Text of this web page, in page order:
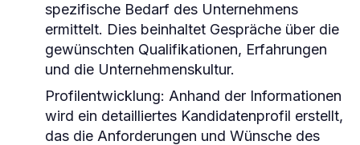
spezifische Bedarf des Unternehmens
ermittelt. Dies beinhaltet Gespräche über die
gewünschten Qualifikationen, Erfahrungen
und die Unternehmenskultur.
Profilentwicklung: Anhand der Informationen
wird ein detailliertes Kandidatenprofil erstellt,
das die Anforderungen und Wünsche des